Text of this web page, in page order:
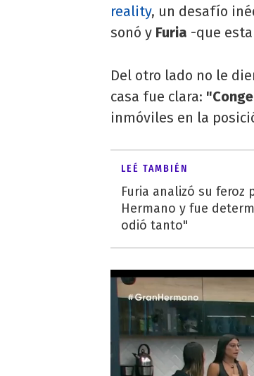
reality, un desafío
sonó y Furia -que
Del otro lado no le
casa fue clara:
inmóviles en la
LEÉ TAMBIÉN
Furia analizó su feroz
Hermano y fue
odió tanto"